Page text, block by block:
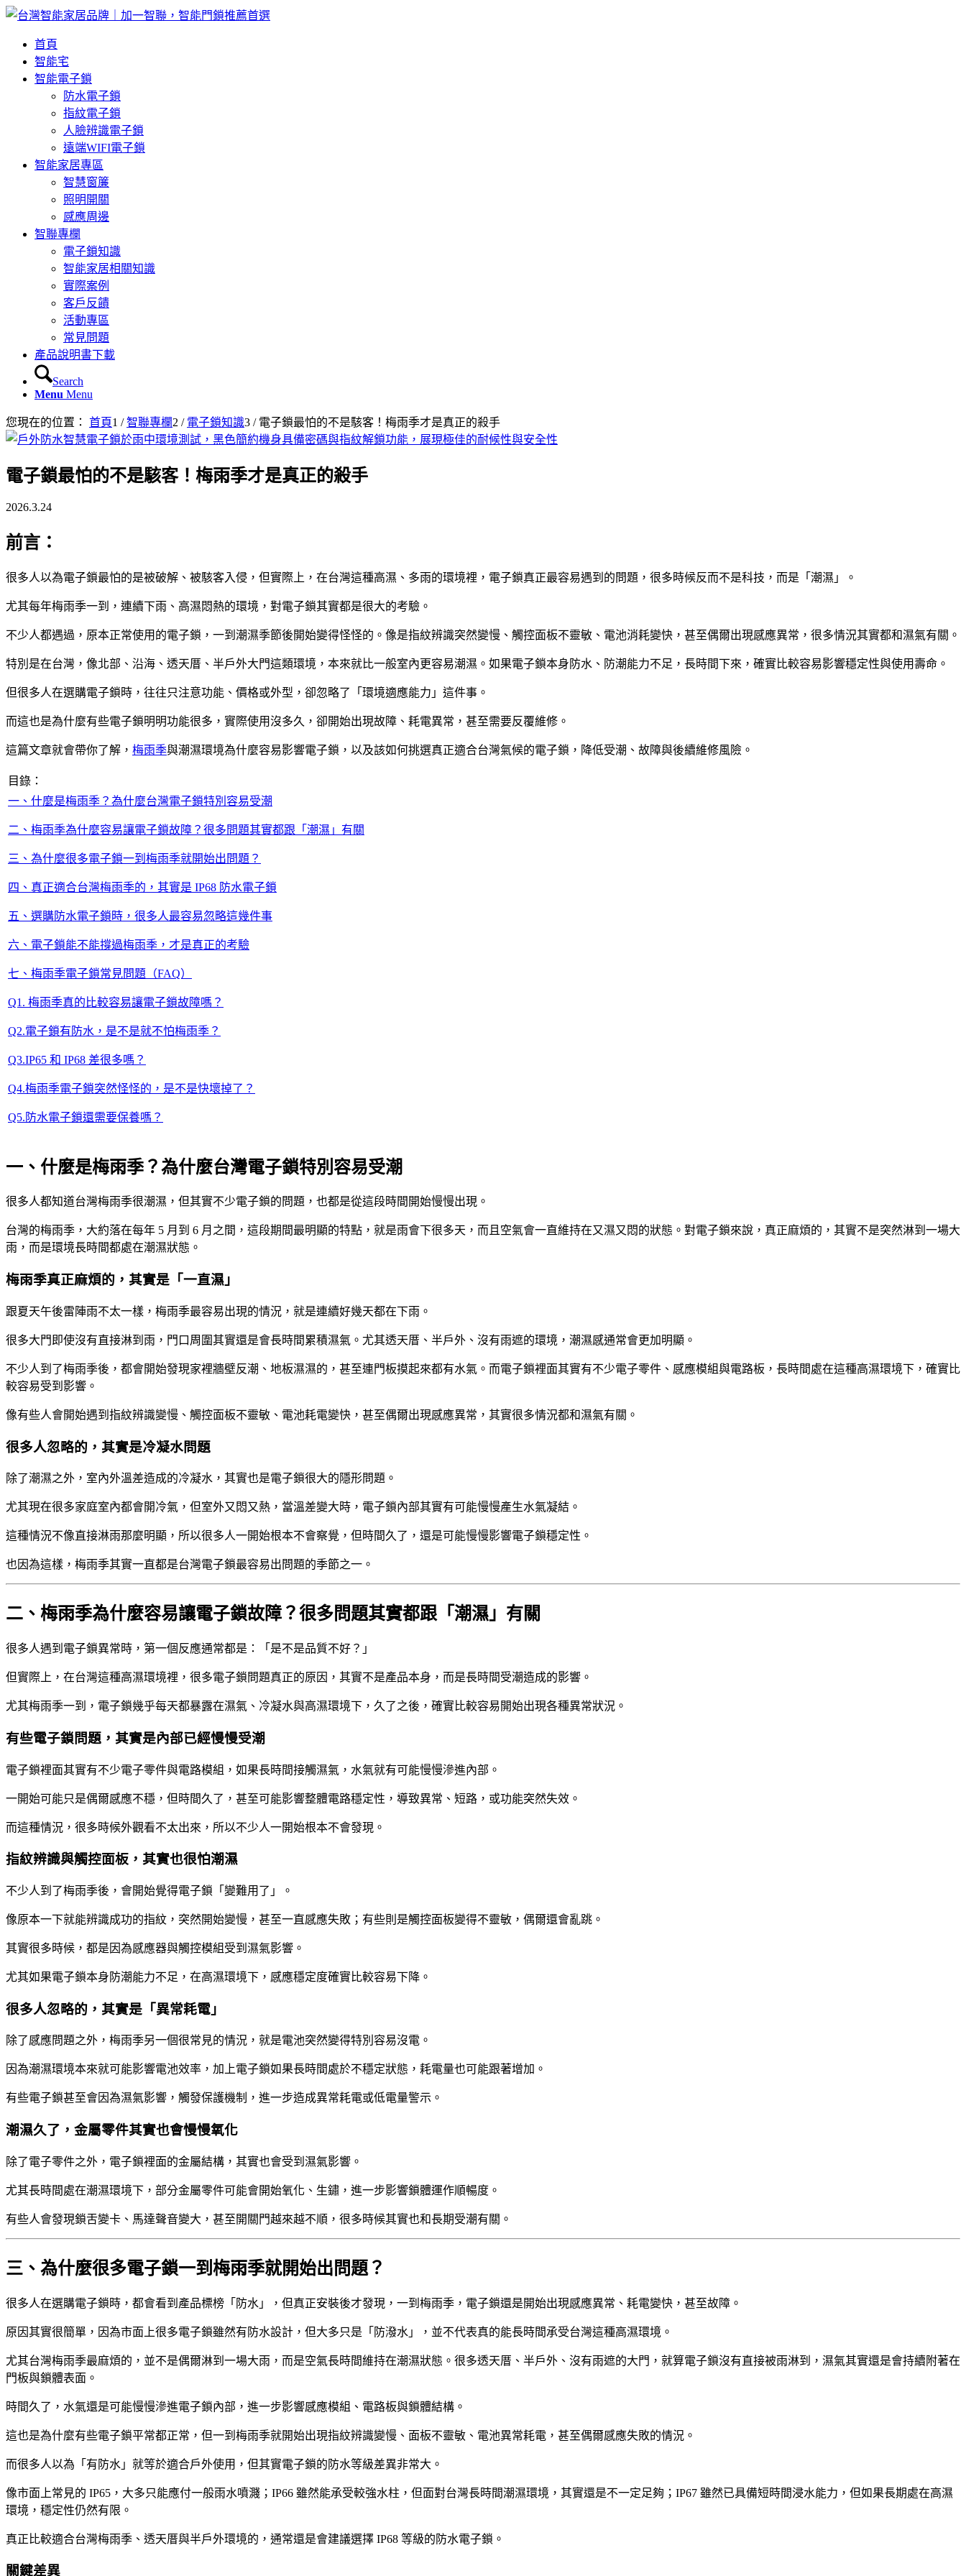
首頁
智能宅
智能電子鎖
防水電子鎖
指紋電子鎖
人臉辨識電子鎖
遠端WIFI電子鎖
智能家居專區
智慧窗簾
照明開關
感應周邊
智聯專欄
電子鎖知識
智能家居相關知識
實際案例
客戶反饋
活動專區
常見問題
產品說明書下載
Search
Menu Menu
您現在的位置： 首頁1 / 智聯專欄2 / 電子鎖知識3 / 電子鎖最怕的不是駭客！梅雨季才是真正的殺手
電子鎖最怕的不是駭客！梅雨季才是真正的殺手
2026.3.24
前言：
很多人以為電子鎖最怕的是被破解、被駭客入侵，但實際上，在台灣這種高濕、多雨的環境裡，電子鎖真正最容易遇到的問題，很多時候反而不是科技，而是「潮濕」。
尤其每年梅雨季一到，連續下雨、高濕悶熱的環境，對電子鎖其實都是很大的考驗。
不少人都遇過，原本正常使用的電子鎖，一到潮濕季節後開始變得怪怪的。像是指紋辨識突然變慢、觸控面板不靈敏、電池消耗變快，甚至偶爾出現感應異常，很多情況其實都和濕氣有關。
特別是在台灣，像北部、沿海、透天厝、半戶外大門這類環境，本來就比一般室內更容易潮濕。如果電子鎖本身防水、防潮能力不足，長時間下來，確實比較容易影響穩定性與使用壽命。
但很多人在選購電子鎖時，往往只注意功能、價格或外型，卻忽略了「環境適應能力」這件事。
而這也是為什麼有些電子鎖明明功能很多，實際使用沒多久，卻開始出現故障、耗電異常，甚至需要反覆維修。
這篇文章就會帶你了解， 梅雨季與潮濕環境為什麼容易影響電子鎖，以及該如何挑選真正適合台灣氣候的電子鎖，降低受潮、故障與後續維修風險。
目錄：
一、什麼是梅雨季？為什麼台灣電子鎖特別容易受潮
二、梅雨季為什麼容易讓電子鎖故障？很多問題其實都跟「潮濕」有關
三、為什麼很多電子鎖一到梅雨季就開始出問題？
四、真正適合台灣梅雨季的，其實是 IP68 防水電子鎖
五、選購防水電子鎖時，很多人最容易忽略這幾件事
六、電子鎖能不能撐過梅雨季，才是真正的考驗
七、梅雨季電子鎖常見問題（FAQ）
Q1. 梅雨季真的比較容易讓電子鎖故障嗎？
Q2.電子鎖有防水，是不是就不怕梅雨季？
Q3.IP65 和 IP68 差很多嗎？
Q4.梅雨季電子鎖突然怪怪的，是不是快壞掉了？
Q5.防水電子鎖還需要保養嗎？
一、什麼是梅雨季？為什麼台灣電子鎖特別容易受潮
很多人都知道台灣梅雨季很潮濕，但其實不少電子鎖的問題，也都是從這段時間開始慢慢出現。
台灣的梅雨季，大約落在每年 5 月到 6 月之間，這段期間最明顯的特點，就是雨會下很多天，而且空氣會一直維持在又濕又悶的狀態。對電子鎖來說，真正麻煩的，其實不是突然淋到一場大
雨，而是環境長時間都處在潮濕狀態。
梅雨季真正麻煩的，其實是「一直濕」
跟夏天午後雷陣雨不太一樣，梅雨季最容易出現的情況，就是連續好幾天都在下雨。
很多大門即使沒有直接淋到雨，門口周圍其實還是會長時間累積濕氣。尤其透天厝、半戶外、沒有雨遮的環境，潮濕感通常會更加明顯。
不少人到了梅雨季後，都會開始發現家裡牆壁反潮、地板濕濕的，甚至連門板摸起來都有水氣。而電子鎖裡面其實有不少電子零件、感應模組與電路板，長時間處在這種高濕環境下，確實比
較容易受到影響。
像有些人會開始遇到指紋辨識變慢、觸控面板不靈敏、電池耗電變快，甚至偶爾出現感應異常，其實很多情況都和濕氣有關。
很多人忽略的，其實是冷凝水問題
除了潮濕之外，室內外溫差造成的冷凝水，其實也是電子鎖很大的隱形問題。
尤其現在很多家庭室內都會開冷氣，但室外又悶又熱，當溫差變大時，電子鎖內部其實有可能慢慢產生水氣凝結。
這種情況不像直接淋雨那麼明顯，所以很多人一開始根本不會察覺，但時間久了，還是可能慢慢影響電子鎖穩定性。
也因為這樣，梅雨季其實一直都是台灣電子鎖最容易出問題的季節之一。
二、梅雨季為什麼容易讓電子鎖故障？很多問題其實都跟「潮濕」有關
很多人遇到電子鎖異常時，第一個反應通常都是：「是不是品質不好？」
但實際上，在台灣這種高濕環境裡，很多電子鎖問題真正的原因，其實不是產品本身，而是長時間受潮造成的影響。
尤其梅雨季一到，電子鎖幾乎每天都暴露在濕氣、冷凝水與高濕環境下，久了之後，確實比較容易開始出現各種異常狀況。
有些電子鎖問題，其實是內部已經慢慢受潮
電子鎖裡面其實有不少電子零件與電路模組，如果長時間接觸濕氣，水氣就有可能慢慢滲進內部。
一開始可能只是偶爾感應不穩，但時間久了，甚至可能影響整體電路穩定性，導致異常、短路，或功能突然失效。
而這種情況，很多時候外觀看不太出來，所以不少人一開始根本不會發現。
指紋辨識與觸控面板，其實也很怕潮濕
不少人到了梅雨季後，會開始覺得電子鎖「變難用了」。
像原本一下就能辨識成功的指紋，突然開始變慢，甚至一直感應失敗；有些則是觸控面板變得不靈敏，偶爾還會亂跳。
其實很多時候，都是因為感應器與觸控模組受到濕氣影響。
尤其如果電子鎖本身防潮能力不足，在高濕環境下，感應穩定度確實比較容易下降。
很多人忽略的，其實是「異常耗電」
除了感應問題之外，梅雨季另一個很常見的情況，就是電池突然變得特別容易沒電。
因為潮濕環境本來就可能影響電池效率，加上電子鎖如果長時間處於不穩定狀態，耗電量也可能跟著增加。
有些電子鎖甚至會因為濕氣影響，觸發保護機制，進一步造成異常耗電或低電量警示。
潮濕久了，金屬零件其實也會慢慢氧化
除了電子零件之外，電子鎖裡面的金屬結構，其實也會受到濕氣影響。
尤其長時間處在潮濕環境下，部分金屬零件可能會開始氧化、生鏽，進一步影響鎖體運作順暢度。
有些人會發現鎖舌變卡、馬達聲音變大，甚至開關門越來越不順，很多時候其實也和長期受潮有關。
三、為什麼很多電子鎖一到梅雨季就開始出問題？
很多人在選購電子鎖時，都會看到產品標榜「防水」，但真正安裝後才發現，一到梅雨季，電子鎖還是開始出現感應異常、耗電變快，甚至故障。
原因其實很簡單，因為市面上很多電子鎖雖然有防水設計，但大多只是「防潑水」，並不代表真的能長時間承受台灣這種高濕環境。
尤其台灣梅雨季最麻煩的，並不是偶爾淋到一場大雨，而是空氣長時間維持在潮濕狀態。很多透天厝、半戶外、沒有雨遮的大門，就算電子鎖沒有直接被雨淋到，濕氣其實還是會持續附著在
門板與鎖體表面。
時間久了，水氣還是可能慢慢滲進電子鎖內部，進一步影響感應模組、電路板與鎖體結構。
這也是為什麼有些電子鎖平常都正常，但一到梅雨季就開始出現指紋辨識變慢、面板不靈敏、電池異常耗電，甚至偶爾感應失敗的情況。
而很多人以為「有防水」就等於適合戶外使用，但其實電子鎖的防水等級差異非常大。
像市面上常見的 IP65，大多只能應付一般雨水噴濺；IP66 雖然能承受較強水柱，但面對台灣長時間潮濕環境，其實還是不一定足夠；IP67 雖然已具備短時間浸水能力，但如果長期處在高濕
環境，穩定性仍然有限。
真正比較適合台灣梅雨季、透天厝與半戶外環境的，通常還是會建議選擇 IP68 等級的防水電子鎖。
關鍵差異